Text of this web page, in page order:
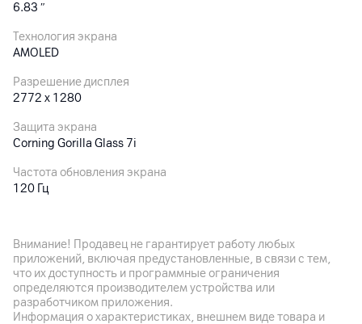
6.83 ″
Технология экрана
AMOLED
Разрешение дисплея
2772 x 1280
Защита экрана
Corning Gorilla Glass 7i
Частота обновления экрана
120 Гц
широкий цветовой охват DCI-P3; HDR10+, Dolby Vision,
яркость: 800 нит (тип.)/ 2000 нит (HBM)/ 3500 нит (пик),
контрастность: 8 000 000:1, технология касания мокрыми
пальцами Wet Touch дисплей 2.0, Сертификат TÜV Rheinland
Low Blue Light (Hardware Solution), TÜV Rheinland Circadian
Внимание! Продавец не гарантирует работу любых
приложений, включая предустановленные, в связи с тем,
что их доступность и программные ограничения
определяются производителем устройства или
разработчиком приложения.
Информация о характеристиках, внешнем виде товара и